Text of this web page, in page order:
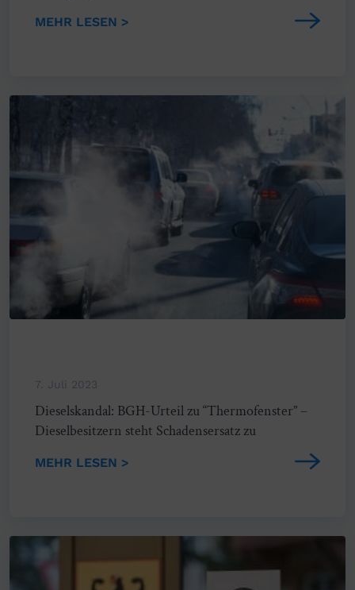
MEHR LESEN >
7. Juli 2023
Dieselskandal: BGH-Urteil zu “Thermofenster” –
Dieselbesitzern steht Schadensersatz zu
MEHR LESEN >